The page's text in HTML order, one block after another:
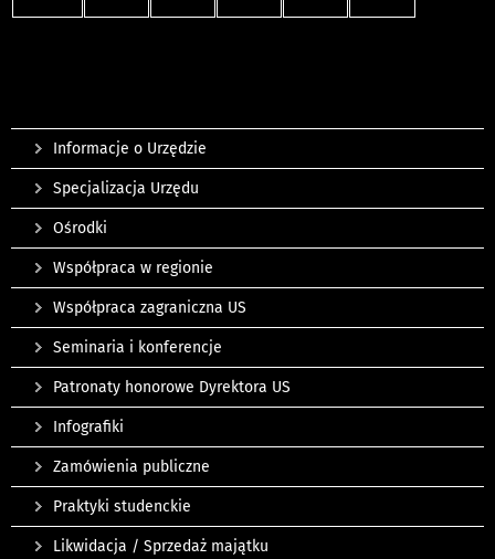
Informacje o Urzędzie
Specjalizacja Urzędu
Ośrodki
Współpraca w regionie
Współpraca zagraniczna US
Seminaria i konferencje
Patronaty honorowe Dyrektora US
Infografiki
Zamówienia publiczne
Praktyki studenckie
Likwidacja / Sprzedaż majątku